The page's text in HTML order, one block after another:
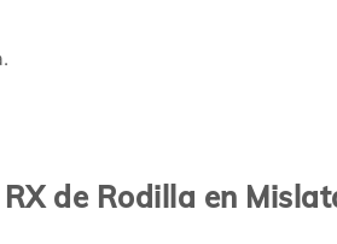
de Rodilla en